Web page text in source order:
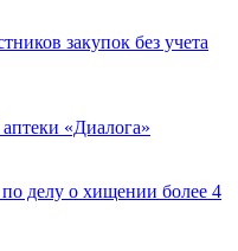
закупок без учета
«Диалога»
делу о хищении более 4